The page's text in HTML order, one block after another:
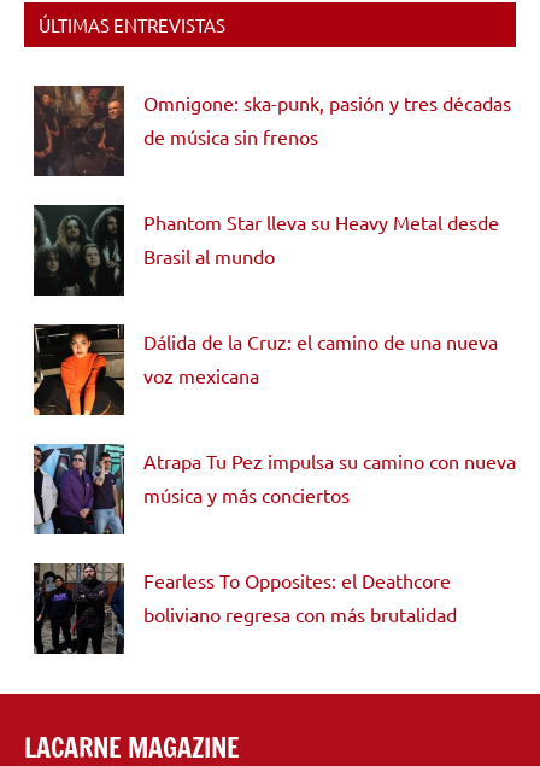
ÚLTIMAS ENTREVISTAS
Omnigone: ska-punk, pasión y tres décadas
de música sin frenos
Phantom Star lleva su Heavy Metal desde
Brasil al mundo
Dálida de la Cruz: el camino de una nueva
voz mexicana
Atrapa Tu Pez impulsa su camino con nueva
música y más conciertos
Fearless To Opposites: el Deathcore
boliviano regresa con más brutalidad
LACARNE MAGAZINE